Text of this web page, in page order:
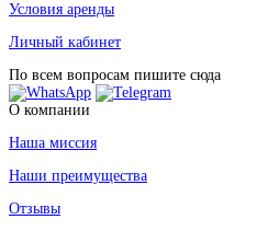
Условия аренды
Личный кабинет
По всем вопросам пишите сюда
О компании
Наша миссия
Наши преимущества
Отзывы